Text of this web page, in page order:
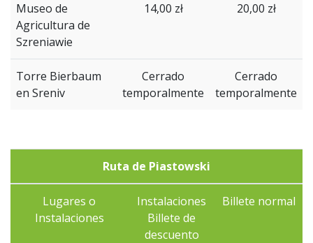
Museo de
Agricultura de
Szreniawie
14,00 zł 20,00 zł
Torre Bierbaum
en Sreniv
Cerrado
temporalmente
Cerrado
temporalmente
Ruta de Piastowski
Lugares o
Instalaciones
Instalaciones
Billete de
descuento
Billete normal